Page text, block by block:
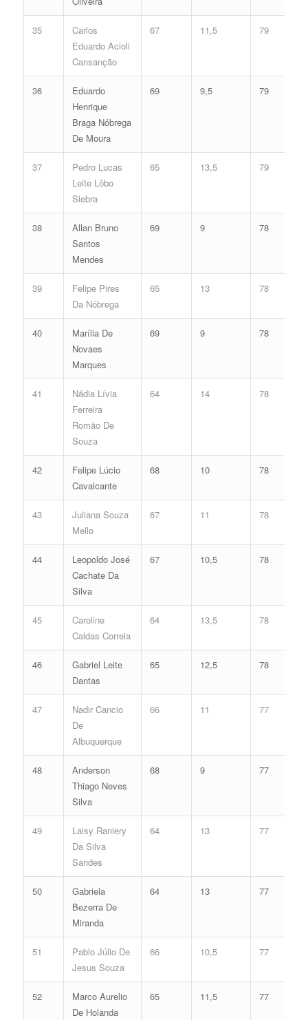
35
Carlos
Eduardo Acioli
Cansanção
67 11,5 79
36
Eduardo
Henrique
Braga Nóbrega
De Moura
69 9,5 79
37
Pedro Lucas
Leite Lôbo
Siebra
65 13,5 79
38
Allan Bruno
Santos
Mendes
69 9 78
39
Felipe Pires
Da Nóbrega
65 13 78
40
Marília De
Novaes
Marques
69 9 78
41
Nádia Lívia
Ferreira
Romão De
Souza
64 14 78
42
Felipe Lúcio
Cavalcante
68 10 78
43
Juliana Souza
Mello
67 11 78
44
Leopoldo José
Cachate Da
Silva
67 10,5 78
45
Caroline
Caldas Correia
64 13,5 78
46
Gabriel Leite
Dantas
65 12,5 78
47
Nadir Cancio
De
Albuquerque
66 11 77
48
Anderson
Thiago Neves
Silva
68 9 77
49
Laisy Raniery
Da Silva
Sandes
64 13 77
50
Gabriela
Bezerra De
Miranda
64 13 77
51
Pablo Júlio De
Jesus Souza
66 10,5 77
52
Marco Aurelio
De Holanda
65 11,5 77